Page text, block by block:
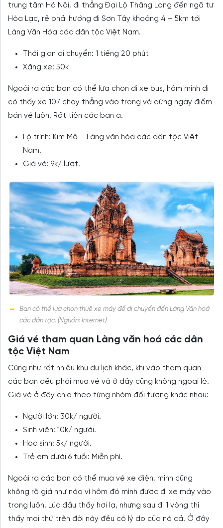
trung tâm Hà Nội, đi thẳng Đại Lộ Thăng Long đến ngã tư
Hòa Lạc, rẽ phải hướng đi Sơn Tây khoảng 4 – 5km tới
Làng Văn Hóa các dân tộc Việt Nam.
Thời gian di chuyển: 1 tiếng 20 phút
Xăng xe: 50k
Ngoài ra các bạn có thể lựa chọn đi xe bus, hôm mình đi
có thấy xe 107 chạy thẳng vào trong và dừng ngay điểm
bán vé luôn. Rất tiện các bạn ạ.
Lộ trình: Kim Mã – Làng văn hóa các dân tộc Việt
Nam.
Giá vé: 9k/ lượt.
Bạn có thể lựa chọn thuê xe máy để di chuyển đến Làng Văn hoá
các dân tộc. (Nguồn: Internet)
Giá vé tham quan Làng văn hoá các dân
tộc Việt Nam
Cũng như rất nhiều khu du lịch khác, khi vào tham quan
các bạn đều phải mua vé và ở đây cũng không ngoại lệ.
Giá vé ở đây chia theo từng nhóm đối tượng khác nhau:
Người lớn: 30k/ người.
Sinh viên: 10k/ người.
Học sinh: 5k/ người.
Trẻ em dưới 6 tuổi: Miễn phí.
Ngoài ra các bạn có thể mua vé xe điện, mình cũng
không rõ giá như nào vì hôm đó mình được đi xe máy vào
trong luôn. Lúc đầu thấy hơi lạ, nhưng sau đi 1 vòng thì
thấy mọi thứ trên đời này đều có lý do của nó cả. Ở đây